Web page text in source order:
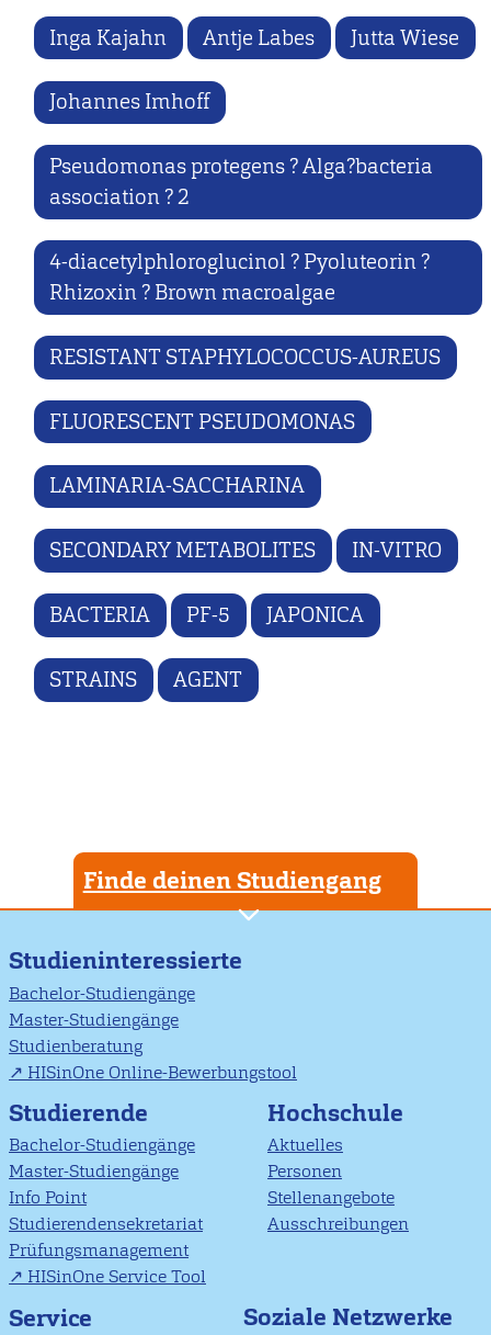
Inga Kajahn Antje Labes Jutta Wiese
Johannes Imhoff
Pseudomonas protegens ? Alga?bacteria
association ? 2
4-diacetylphloroglucinol ? Pyoluteorin ?
Rhizoxin ? Brown macroalgae
RESISTANT STAPHYLOCOCCUS-AUREUS
FLUORESCENT PSEUDOMONAS
LAMINARIA-SACCHARINA
SECONDARY METABOLITES IN-VITRO
BACTERIA PF-5 JAPONICA
STRAINS AGENT
Finde deinen Studiengang
Studieninteressierte
Bachelor-Studiengänge
Master-Studiengänge
Studienberatung
HISinOne Online-Bewerbungstool
Studierende
Bachelor-Studiengänge
Master-Studiengänge
Info Point
Studierendensekretariat
Prüfungsmanagement
HISinOne Service Tool
Hochschule
Aktuelles
Personen
Stellenangebote
Ausschreibungen
Service Soziale Netzwerke